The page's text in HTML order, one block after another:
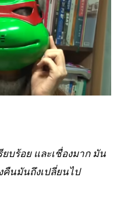
ยบร้อย และเชื่องมาก มัน
คืนมันถึงเปลี่ยนไป